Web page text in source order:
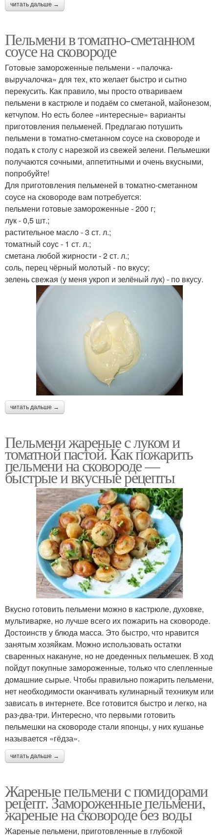
читать дальше →
Пельмени в томатно-сметанном
соусе на сковороде
Готовые замороженные пельмени - «палочка-
выручалочка» для тех, кто желает быстро и сытно
перекусить. Как правило, мы просто отвариваем
пельмени в кастрюле и подаём со сметаной, майонезом,
кетчупом. Но есть более «интересные» варианты
приготовления пельменей. Предлагаю потушить
пельмени в томатно-сметанном соусе на сковороде и
подать к столу с нарезкой из свежей зелени. Пельмешки
получаются сочными, аппетитными и очень вкусными,
попробуйте!
Для приготовления пельменей в томатно-сметанном
соусе на сковороде вам потребуется:
пельмени готовые замороженные - 200 г;
лук - 0,5 шт.;
растительное масло - 3 ст. л.;
томатный соус - 1 ст. л.;
сметана любой жирности - 2 ст. л.;
соль, перец чёрный молотый - по вкусу;
зелень свежая (у меня укроп и зелёный лук) - по вкусу.
читать дальше →
Пельмени жареные с луком и
томатной пастой. Как пожарить
пельмени на сковороде —
быстрые и вкусные рецепты
Вкусно готовить пельмени можно в кастрюле, духовке,
мультиварке, но лучше всего их пожарить на сковороде.
Достоинств у блюда масса. Это быстро, что нравится
занятым хозяйкам. Можно использовать остатки
сваренных накануне, но не доеденных пельмешек. В ход
пойдут покупные замороженные, только что слепленные
домашние сырые. Чтобы правильно пожарить пельмени,
нет необходимости оканчивать кулинарный техникум или
зависать в интернете. Все готовится быстро и легко, на
раз-два-три. Интересно, что первыми готовить
пельмешки на сковороде стали японцы, у них кушанье
называется «гёдза».
читать дальше →
Жареные пельмени с помидорами
рецепт. Замороженные пельмени,
жареные на сковороде без воды
Жареные пельмени, приготовленные в глубокой